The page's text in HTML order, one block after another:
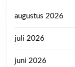
augustus 2026
juli 2026
juni 2026